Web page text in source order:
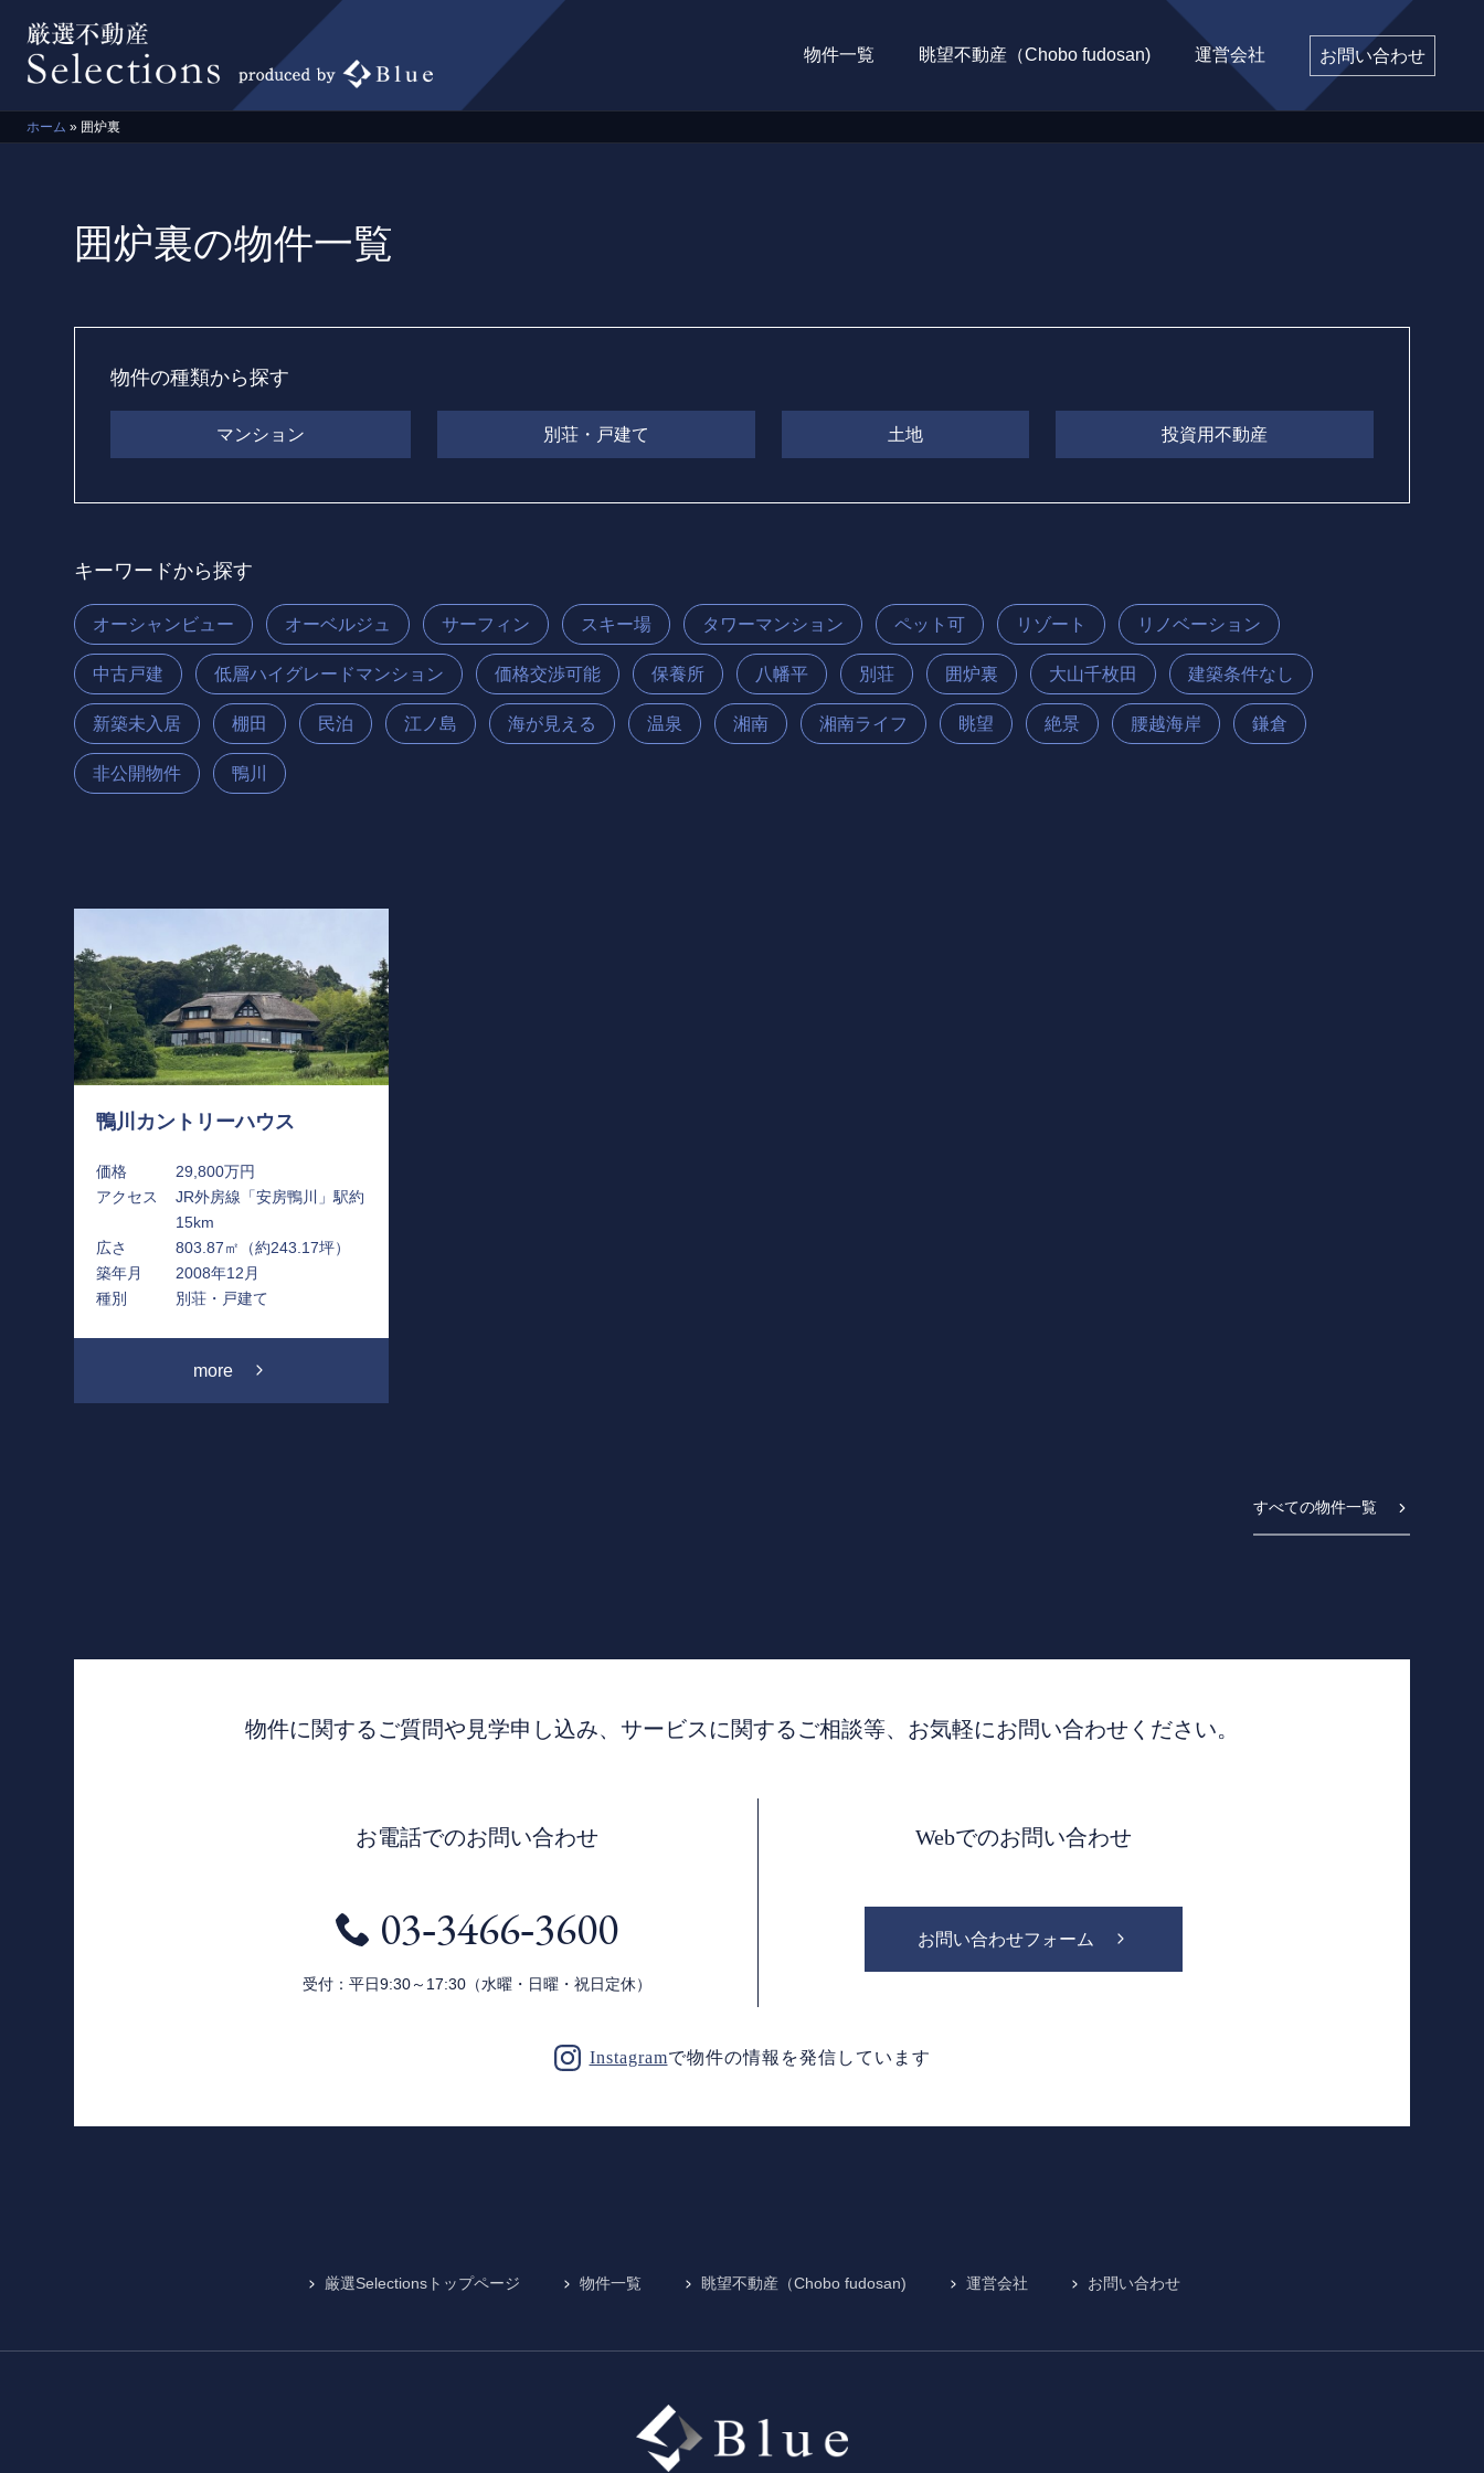
物件一覧 眺望不動産（Chobo fudosan) 運営会社 お問い合わせ
ホーム » 囲炉裏
囲炉裏の物件一覧
物件の種類から探す
マンション 別荘・戸建て 土地 投資用不動産
キーワードから探す
オーシャンビュー オーベルジュ サーフィン スキー場 タワーマンション ペット可 リゾート リノベーション
中古戸建 低層ハイグレードマンション 価格交渉可能 保養所 八幡平 別荘 囲炉裏 大山千枚田 建築条件なし
新築未入居 棚田 民泊 江ノ島 海が見える 温泉 湘南 湘南ライフ 眺望 絶景 腰越海岸 鎌倉
非公開物件 鴨川
鴨川カントリーハウス
価格
29,800万円
アクセス
JR外房線「安房鴨川」駅約
15km
広さ
803.87㎡（約243.17坪）
築年月
2008年12月
種別
別荘・戸建て
more
すべての物件一覧
物件に関するご質問や見学申し込み、サービスに関するご相談等、お気軽にお問い合わせください。
お電話でのお問い合わせ
03‐3466‐3600
受付：平日9:30～17:30（水曜・日曜・祝日定休）
Webでのお問い合わせ
お問い合わせフォーム
Instagramで物件の情報を発信しています
厳選Selectionsトップページ 物件一覧 眺望不動産（Chobo fudosan) 運営会社 お問い合わせ